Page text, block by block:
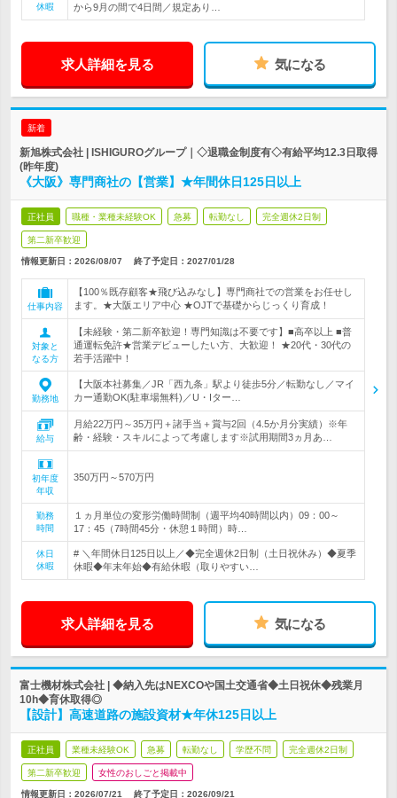
休暇
から9月の間で4日間／規定あり…
求人詳細を見る 気になる
新着
新旭株式会社 | ISHIGUROグループ｜◇退職金制度有◇有給平均12.3日取得
(昨年度)
《大阪》専門商社の【営業】★年間休日125日以上
正社員 職種・業種未経験OK 急募 転勤なし 完全週休2日制
第二新卒歓迎
情報更新日：2026/08/07 終了予定日： 2027/01/28
仕事内容
【100％既存顧客★飛び込みなし】専門商社での営業をお任せし
ます。★大阪エリア中心 ★OJTで基礎からじっくり育成！
対象と
なる方
【未経験・第二新卒歓迎！専門知識は不要です】■高卒以上 ■普
通運転免許★営業デビューしたい方、大歓迎！ ★20代・30代の
若手活躍中！
勤務地
【大阪本社募集／JR「西九条」駅より徒歩5分／転勤なし／マイ
カー通勤OK(駐車場無料)／U・Iター…
給与
月給22万円～35万円＋諸手当＋賞与2回（4.5か月分実績）※年
齢・経験・スキルによって考慮します※試用期間3ヵ月あ…
初年度
年収
350万円～570万円
勤務
時間
１ヵ月単位の変形労働時間制（週平均40時間以内）09：00～
17：45（7時間45分・休憩１時間）時…
休日
休暇
# ＼年間休日125日以上／◆完全週休2日制（土日祝休み）◆夏季
休暇◆年末年始◆有給休暇（取りやすい…
求人詳細を見る 気になる
富士機材株式会社 | ◆納入先はNEXCOや国土交通省◆土日祝休◆残業月
10h◆育休取得◎
【設計】高速道路の施設資材★年休125日以上
正社員 業種未経験OK 急募 転勤なし 学歴不問 完全週休2日制
第二新卒歓迎 女性のおしごと掲載中
情報更新日：2026/07/21 終了予定日： 2026/09/21